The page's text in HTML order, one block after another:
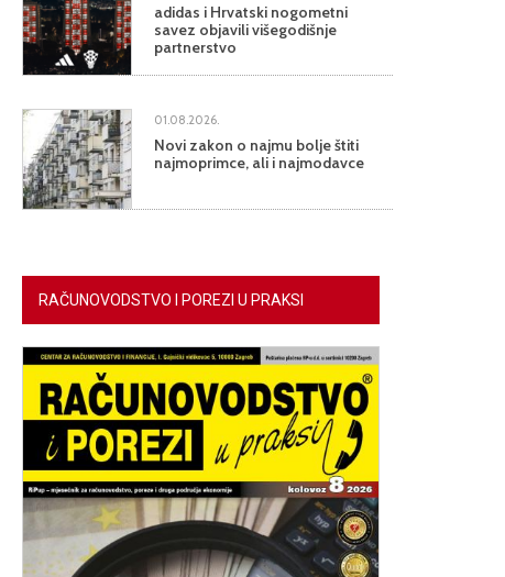
adidas i Hrvatski nogometni
savez objavili višegodišnje
partnerstvo
01.08.2026.
Novi zakon o najmu bolje štiti
najmoprimce, ali i najmodavce
RAČUNOVODSTVO I POREZI U PRAKSI